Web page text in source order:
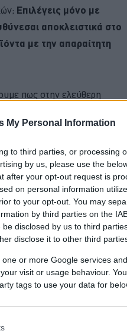
My Personal Information
to third parties, or processing
by us, please use the
after your opt-out request is
on personal information
to your opt-out. You may
by third parties on the
disclosed by us to third
disclose it to other third
or more Google services
visit or usage behaviour.
tags to use your data for
Επιλέγεις μόνο με
αποκλειστικά στο
με την απαραίτητη
πως στην ελεύθερη
συνεργεία και
ποιότητας με εκείνη των
τους λόγω της
με μοναδικό κριτήριο τη
είναι απαραίτητο να
μας.
24.990 ΕΥΡΩ